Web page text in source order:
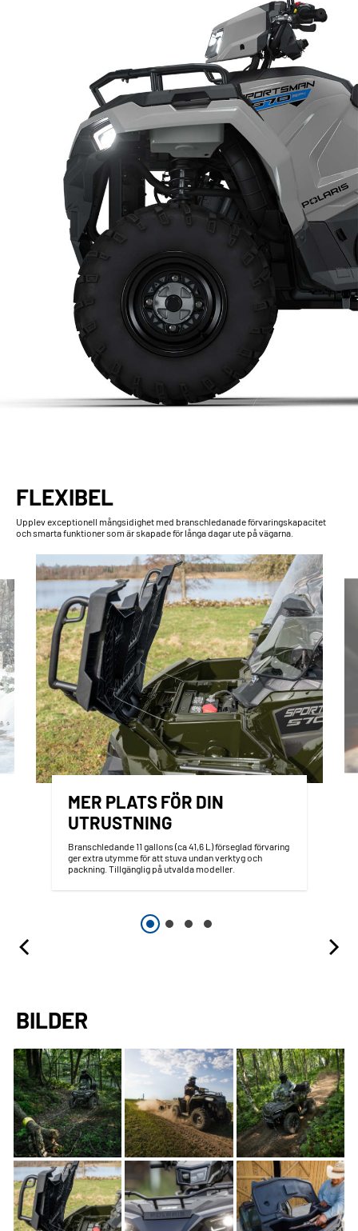
FLEXIBEL
Upplev exceptionell mångsidighet med branschledanade förvaringskapacitet
och smarta funktioner som är skapade för långa dagar ute på vägarna.
MER PLATS FÖR DIN
UTRUSTNING
Branschledande 11 gallons (ca 41,6 L) förseglad förvaring
ger extra utymme för att stuva undan verktyg och
packning. Tillgänglig på utvalda modeller.
BILDER